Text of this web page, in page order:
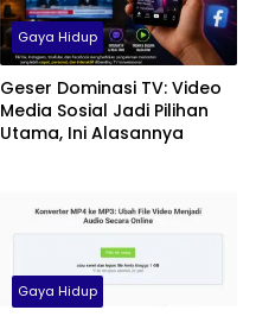
Gaya Hidup
Geser Dominasi TV: Video
Media Sosial Jadi Pilihan
Utama, Ini Alasannya
Gaya Hidup